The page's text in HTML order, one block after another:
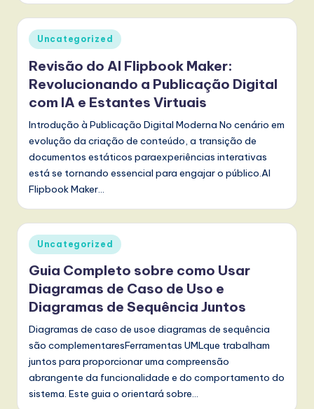
Posted
in
Uncategorized
Revisão do AI Flipbook Maker:
Revolucionando a Publicação Digital
com IA e Estantes Virtuais
Introdução à Publicação Digital Moderna No cenário em
evolução da criação de conteúdo, a transição de
documentos estáticos paraexperiências interativas
está se tornando essencial para engajar o público.AI
Flipbook Maker…
Posted
in
Uncategorized
Guia Completo sobre como Usar
Diagramas de Caso de Uso e
Diagramas de Sequência Juntos
Diagramas de caso de usoe diagramas de sequência
são complementaresFerramentas UMLque trabalham
juntos para proporcionar uma compreensão
abrangente da funcionalidade e do comportamento do
sistema. Este guia o orientará sobre…